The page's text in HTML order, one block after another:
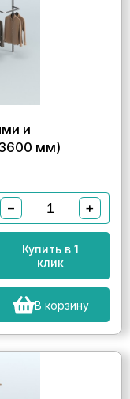
и
мм)
− +
Купить в 1
клик
В корзину